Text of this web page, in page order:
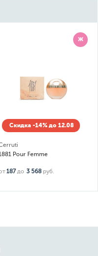
Скидка -14% до 12.08
Фея ночи (La Fee de Nuit)
от108 до1 225